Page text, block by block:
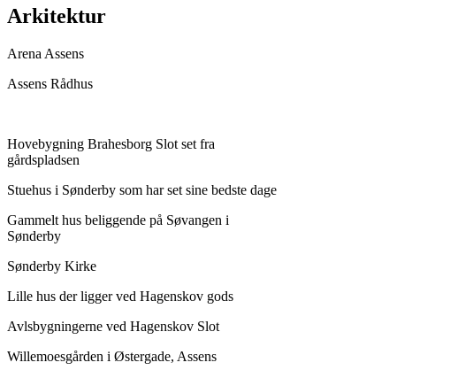
Arkitektur
Arena Assens
Assens Rådhus
Hovebygning Brahesborg Slot set fra
gårdspladsen
Stuehus i Sønderby som har set sine bedste dage
Gammelt hus beliggende på Søvangen i
Sønderby
Sønderby Kirke
Lille hus der ligger ved Hagenskov gods
Avlsbygningerne ved Hagenskov Slot
Willemoesgården i Østergade, Assens